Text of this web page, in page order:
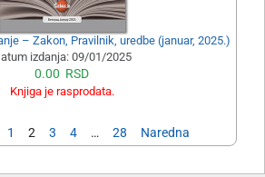
– Zakon, Pravilnik, uredbe (januar, 2025.)
izdanja: 09/01/2025
0.00 RSD
Knjiga je rasprodata.
1 2 3 4 … 28 Naredna